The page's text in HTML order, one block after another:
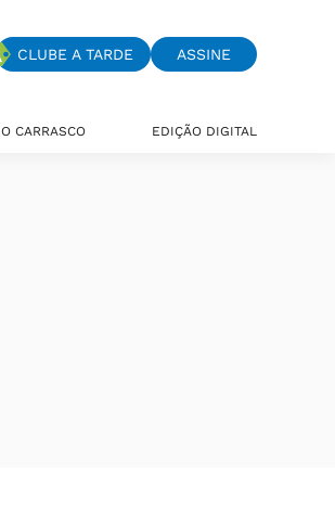
CLUBE A TARDE ASSINE
O CARRASCO EDIÇÃO DIGITAL